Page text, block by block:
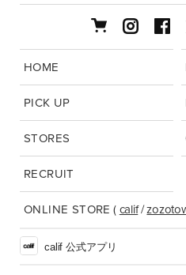
HOME
PICK UP
STORES
RECRUIT
ONLINE STORE ( calif/
calif 公式アプリ